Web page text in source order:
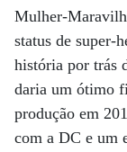
Mulher-
status de super-
história por trás
daria um ótimo
produção em
com a DC e um